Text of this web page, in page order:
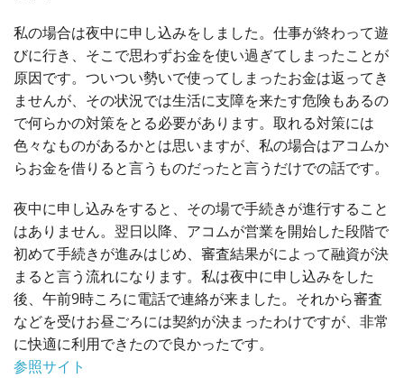
私の場合は夜中に申し込みをしました。仕事が終わって遊
びに行き、そこで思わずお金を使い過ぎてしまったことが
原因です。ついつい勢いで使ってしまったお金は返ってき
ませんが、その状況では生活に支障を来たす危険もあるの
で何らかの対策をとる必要があります。取れる対策には
色々なものがあるかとは思いますが、私の場合はアコムか
らお金を借りると言うものだったと言うだけでの話です。
夜中に申し込みをすると、その場で手続きが進行すること
はありません。翌日以降、アコムが営業を開始した段階で
初めて手続きが進みはじめ、審査結果がによって融資が決
まると言う流れになります。私は夜中に申し込みをした
後、午前9時ころに電話で連絡が来ました。それから審査
などを受けお昼ごろには契約が決まったわけですが、非常
に快適に利用できたので良かったです。
参照サイト